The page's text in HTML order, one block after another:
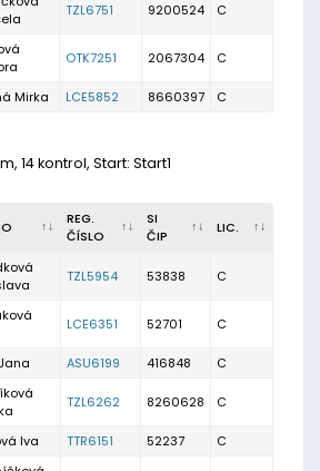
TZL6751 9200524 C
OTK7251 2067304 C
Mirka LCE5852 8660397 C
m, 14 kontrol, Start: Start1
REG.
ČÍSLO
SI
ČIP
LIC.
TZL5954 53838 C
LCE6351 52701 C
ASU6199 416848 C
TZL6262 8260628 C
Iva TTR6151 52237 C